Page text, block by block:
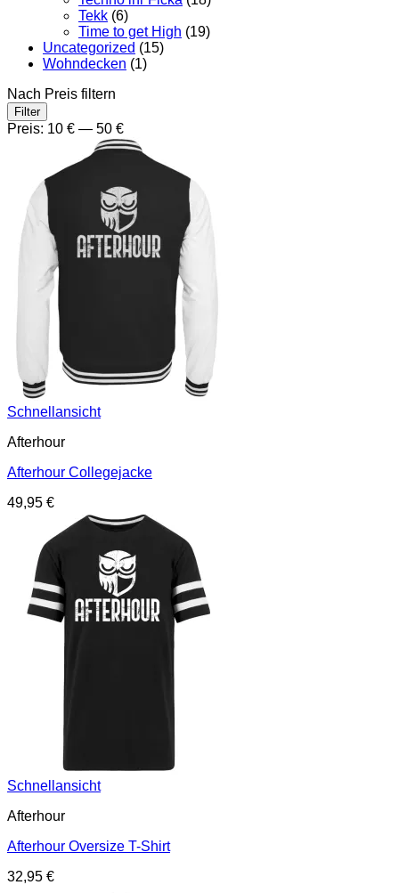
Tekk (6)
Time to get High (19)
Uncategorized (15)
Wohndecken (1)
Nach Preis filtern
Min.
Preis
Max.
Preis
Filter
Preis: 10 € — 50 €
Schnellansicht
Afterhour
Afterhour Collegejacke
49,95 €
Schnellansicht
Afterhour
Afterhour Oversize T-Shirt
32,95 €